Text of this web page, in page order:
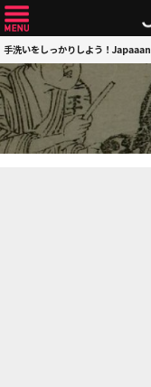
手洗いをしっかりしよう！Japaaan